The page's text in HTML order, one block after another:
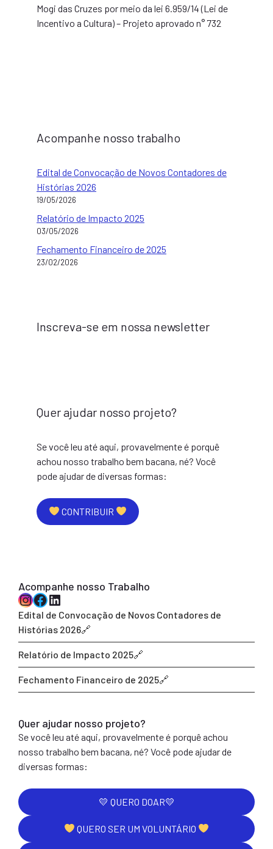
Mogi das Cruzes por meio da lei 6.959/14 (Lei de
Incentivo a Cultura) – Projeto aprovado n° 732
Acompanhe nosso trabalho
Edital de Convocação de Novos Contadores de
Histórias 2026
19/05/2026
Relatório de Impacto 2025
03/05/2026
Fechamento Financeiro de 2025
23/02/2026
Inscreva-se em nossa newsletter
Quer ajudar nosso projeto?
Se você leu até aqui, provavelmente é porquê
achou nosso trabalho bem bacana, né? Você
pode ajudar de diversas formas:
CONTRIBUIR
Acompanhe nosso Trabalho
Instagram
Facebook
LinkedIn
Edital de Convocação de Novos Contadores de
Histórias 2026
Relatório de Impacto 2025
Fechamento Financeiro de 2025
Quer ajudar nosso projeto?
Se você leu até aqui, provavelmente é porquê achou
nosso trabalho bem bacana, né? Você pode ajudar de
diversas formas:
💛 QUERO DOAR💛
QUERO SER UM VOLUNTÁRIO